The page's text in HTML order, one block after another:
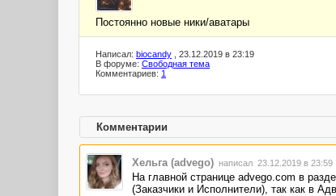
Постоянно новые ники/аватары
Написал: biocandy , 23.12.2019 в 23:19
В форуме: Свободная тема
Комментариев: 1
Комментарии
Хельга (advego) написал 23.12.2019 в 23:59
На главной странице advego.com в
(Заказчики и Исполнители), так как в